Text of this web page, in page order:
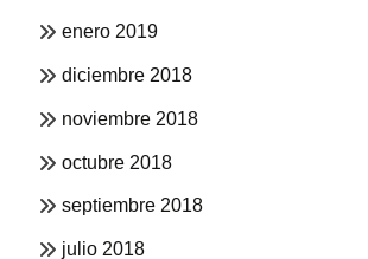
enero 2019
diciembre 2018
noviembre 2018
octubre 2018
septiembre 2018
julio 2018